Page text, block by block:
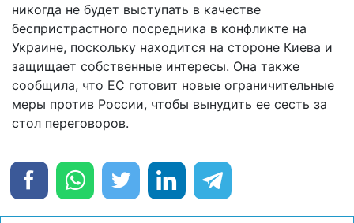
никогда не будет выступать в качестве
беспристрастного посредника в конфликте на
Украине, поскольку находится на стороне Киева и
защищает собственные интересы. Она также
сообщила, что ЕС готовит новые ограничительные
меры против России, чтобы вынудить ее сесть за
стол переговоров.